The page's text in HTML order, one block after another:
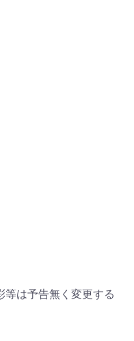
等は予告無く変更する